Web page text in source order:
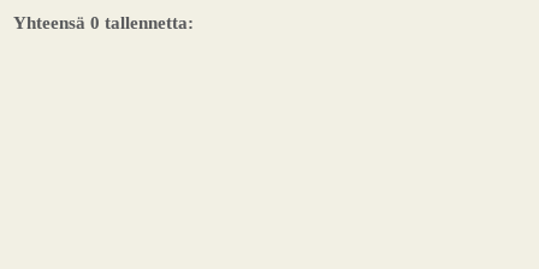
Yhteensä 0 tallennetta: